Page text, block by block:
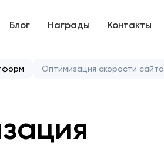
Блог Награды Контакты
Оптимизация скорости сайта